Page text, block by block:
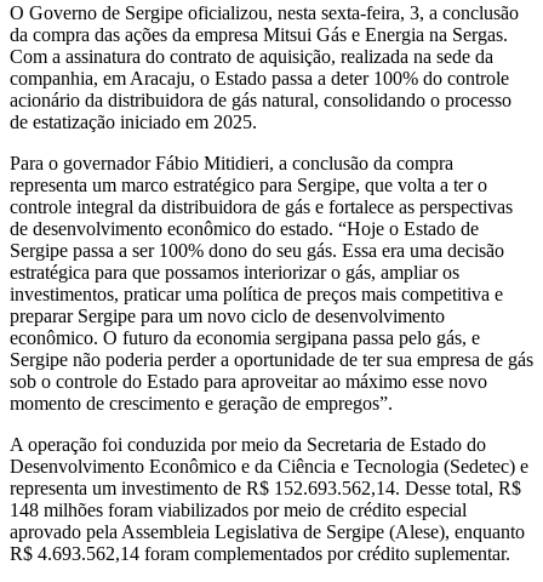
O Governo de Sergipe oficializou, nesta sexta-feira, 3, a conclusão
da compra das ações da empresa Mitsui Gás e Energia na Sergas.
Com a assinatura do contrato de aquisição, realizada na sede da
companhia, em Aracaju, o Estado passa a deter 100% do controle
acionário da distribuidora de gás natural, consolidando o processo
de estatização iniciado em 2025.
Para o governador Fábio Mitidieri, a conclusão da compra
representa um marco estratégico para Sergipe, que volta a ter o
controle integral da distribuidora de gás e fortalece as perspectivas
de desenvolvimento econômico do estado. “Hoje o Estado de
Sergipe passa a ser 100% dono do seu gás. Essa era uma decisão
estratégica para que possamos interiorizar o gás, ampliar os
investimentos, praticar uma política de preços mais competitiva e
preparar Sergipe para um novo ciclo de desenvolvimento
econômico. O futuro da economia sergipana passa pelo gás, e
Sergipe não poderia perder a oportunidade de ter sua empresa de gás
sob o controle do Estado para aproveitar ao máximo esse novo
momento de crescimento e geração de empregos”.
A operação foi conduzida por meio da Secretaria de Estado do
Desenvolvimento Econômico e da Ciência e Tecnologia (Sedetec) e
representa um investimento de R$ 152.693.562,14. Desse total, R$
148 milhões foram viabilizados por meio de crédito especial
aprovado pela Assembleia Legislativa de Sergipe (Alese), enquanto
R$ 4.693.562,14 foram complementados por crédito suplementar.